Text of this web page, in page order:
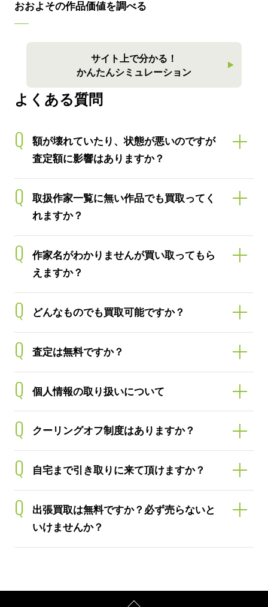
おおよその作品価値を調べる
サイト上で分かる！
かんたんシミュレーション
よくある質問
Q
額が壊れていたり、状態が悪いのですが
査定額に影響はありますか？
Q
取扱作家一覧に無い作品でも買取ってく
れますか？
Q
作家名がわかりませんが買い取ってもら
えますか？
Q どんなものでも買取可能ですか？
Q 査定は無料ですか？
Q 個人情報の取り扱いについて
Q クーリングオフ制度はありますか？
Q 自宅まで引き取りに来て頂けますか？
Q
出張買取は無料ですか？必ず売らないと
いけませんか？